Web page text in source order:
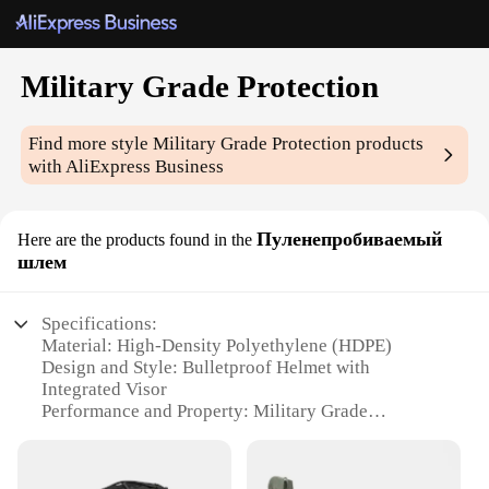
Military Grade Protection
Find more styleMilitary Grade Protection products
with AliExpress Business
Here are the products found in the Пуленепробиваемый
шлем
Specifications:
Material: High-Density Polyethylene (HDPE)
Design and Style: Bulletproof Helmet with
Integrated Visor
Performance and Property: Military Grade
Enforcement, and Security Operations